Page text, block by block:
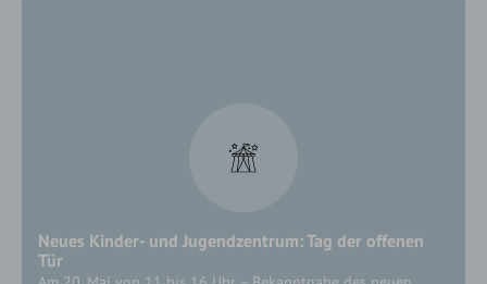
Neues Kinder- und Jugendzentrum: Tag der offenen
Tür